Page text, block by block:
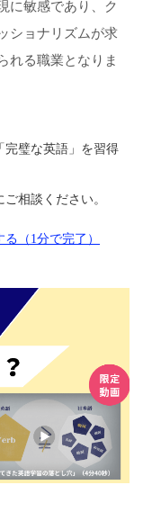
に敏感であり、ク
ショナリズムが求
れる職業となりま
完璧な英語」を習得
相談ください。
（1分で完了）